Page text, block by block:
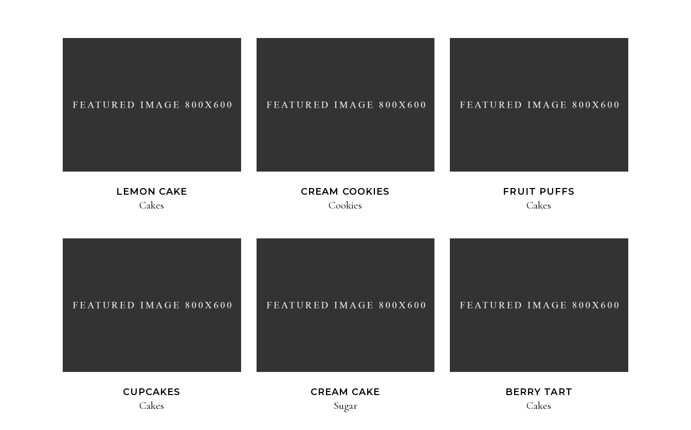
LEMON CAKE
Cakes
CREAM COOKIES
Cookies
FRUIT PUFFS
Cakes
CUPCAKES
Cakes
CREAM CAKE
Sugar
BERRY TART
Cakes